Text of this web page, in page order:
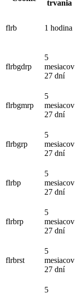
trvania
flrb 1 hodina
flrbgdrp
5
mesiacov
27 dní
flrbgmrp
5
mesiacov
27 dní
flrbgrp
5
mesiacov
27 dní
flrbp
5
mesiacov
27 dní
flrbrp
5
mesiacov
27 dní
flrbrst
5
mesiacov
27 dní
5